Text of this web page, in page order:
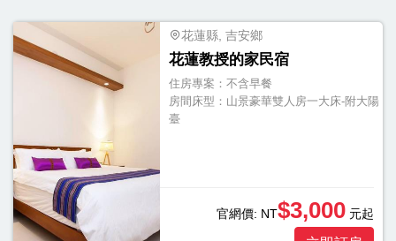
花蓮縣, 吉安鄉
花蓮教授的家民宿
住房專案： 不含早餐
房間床型： 山景豪華雙人房一大床-附大陽
臺
官網價: NT$3,000 元起